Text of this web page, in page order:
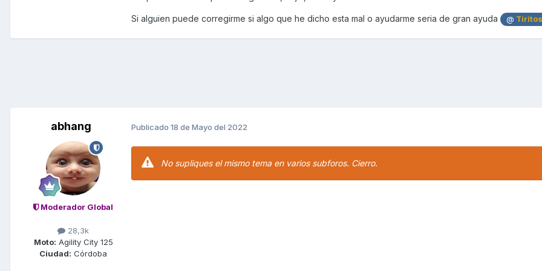
Si alguien puede corregirme si algo que he dicho esta mal o ayudarme seria de gran ayuda @
abhang
Moderador Global
28,3k
Moto: Agility City 125
Ciudad: Córdoba
Publicado 18 de Mayo del 2022
No supliques el mismo tema en varios subforos. Cierro.